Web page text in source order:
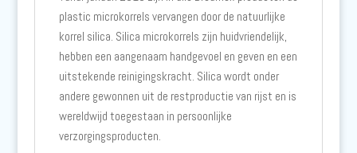
plastic microkorrels vervangen door de natuurlijke
korrel silica. Silica microkorrels zijn huidvriendelijk,
hebben een aangenaam handgevoel en geven en een
uitstekende reinigingskracht. Silica wordt onder
andere gewonnen uit de restproductie van rijst en is
wereldwijd toegestaan in persoonlijke
verzorgingsproducten.